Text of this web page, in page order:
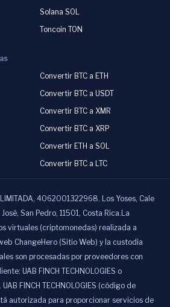
Solana SOL
Toncoin TON
Convertir BTC a ETH
Convertir BTC a USDT
Convertir BTC a XMR
Convertir BTC a XRP
Convertir ETH a SOL
Convertir BTC a LTC
LIMITADA, 4062001322968. Los Yoses, Cale
San Pedro, 11501, Costa Rica.La
virtuales (criptomonedas) realizada a
ChangeHero (Sitio Web) y la custodia
son procesadas por proveedores con
UAB FINCH TECHNOLOGIES o
UAB FINCH TECHNOLOGIES (código de
autorizada para proporcionar servicios de